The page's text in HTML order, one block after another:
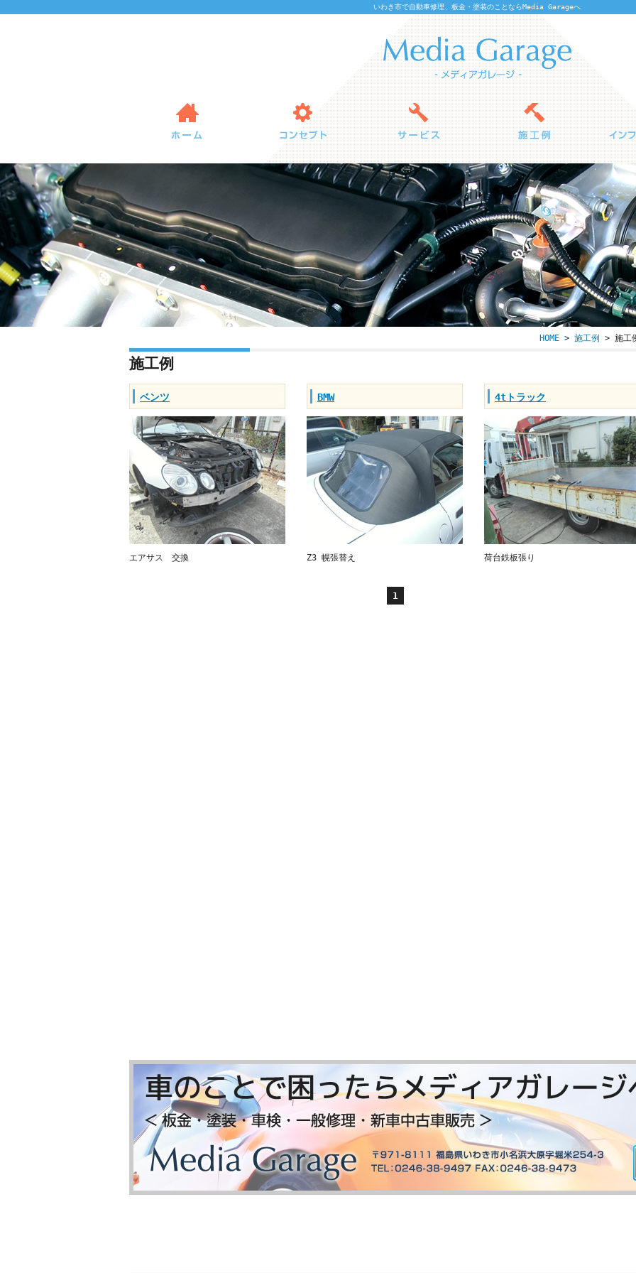
いわき市で自動車修理、板金・塗装のことならMedia Garageへ
HOME > 施工例 > 施工
施工例
ベンツ
エアサス 交換
BMW
Z3 幌張替え
4tトラック
荷台鉄板張り
1